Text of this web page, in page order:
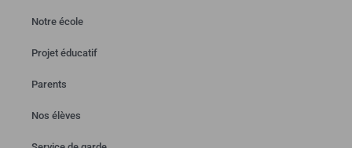
Notre école
Projet éducatif
Parents
Nos élèves